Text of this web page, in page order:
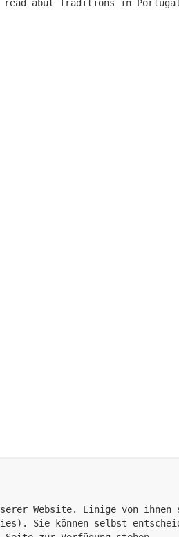
read abut Traditions in
Website. Einige von
Sie können selbst